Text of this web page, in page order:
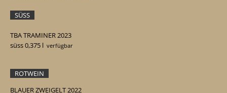
SÜSS
TBA TRAMINER 2023
süss 0,375 l verfügbar
ROTWEIN
BLAUER ZWEIGELT 2022